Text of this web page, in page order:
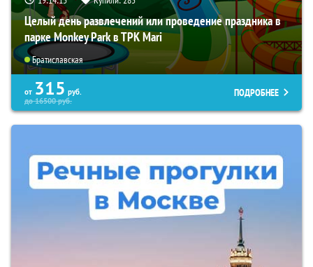
Целый день развлечений или проведение праздника в
парке Monkey Park в ТРК Mari
Братиславская
от 315 руб.
до16500руб.
ПОДРОБНЕЕ